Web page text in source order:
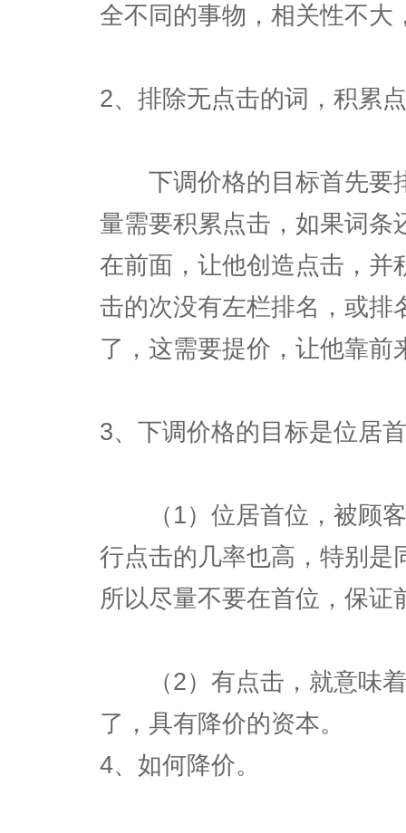
全不同的事物，相关性不大
2、排除无点击的词，积累
下调价格的目标首先要
量需要积累点击，如果词条
在前面，让他创造点击，并
击的次没有左栏排名，或排
了，这需要提价，让他靠前
3、下调价格的目标是位居
（1）位居首位，被顾客
行点击的几率也高，特别是
所以尽量不要在首位，保证
（2）有点击，就意味着
了，具有降价的资本。
4、如何降价。